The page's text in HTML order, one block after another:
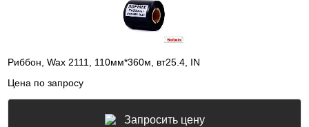
Риббон, Wax 2111, 110мм*360м, вт25.4, IN
Цена по запросу
Запросить цену